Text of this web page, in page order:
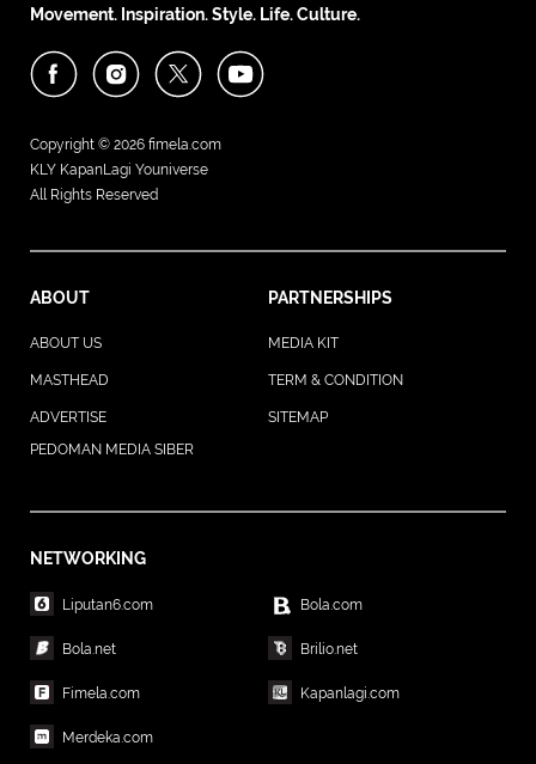
Movement. Inspiration. Style. Life. Culture.
Copyright © 2026 fimela.com
KLY KapanLagi Youniverse
All Rights Reserved
ABOUT PARTNERSHIPS
ABOUT US MEDIA KIT
MASTHEAD TERM & CONDITION
ADVERTISE
SITEMAP
PEDOMAN MEDIA SIBER
NETWORKING
Liputan6.com Bola.com
Bola.net Brilio.net
Fimela.com Kapanlagi.com
Merdeka.com